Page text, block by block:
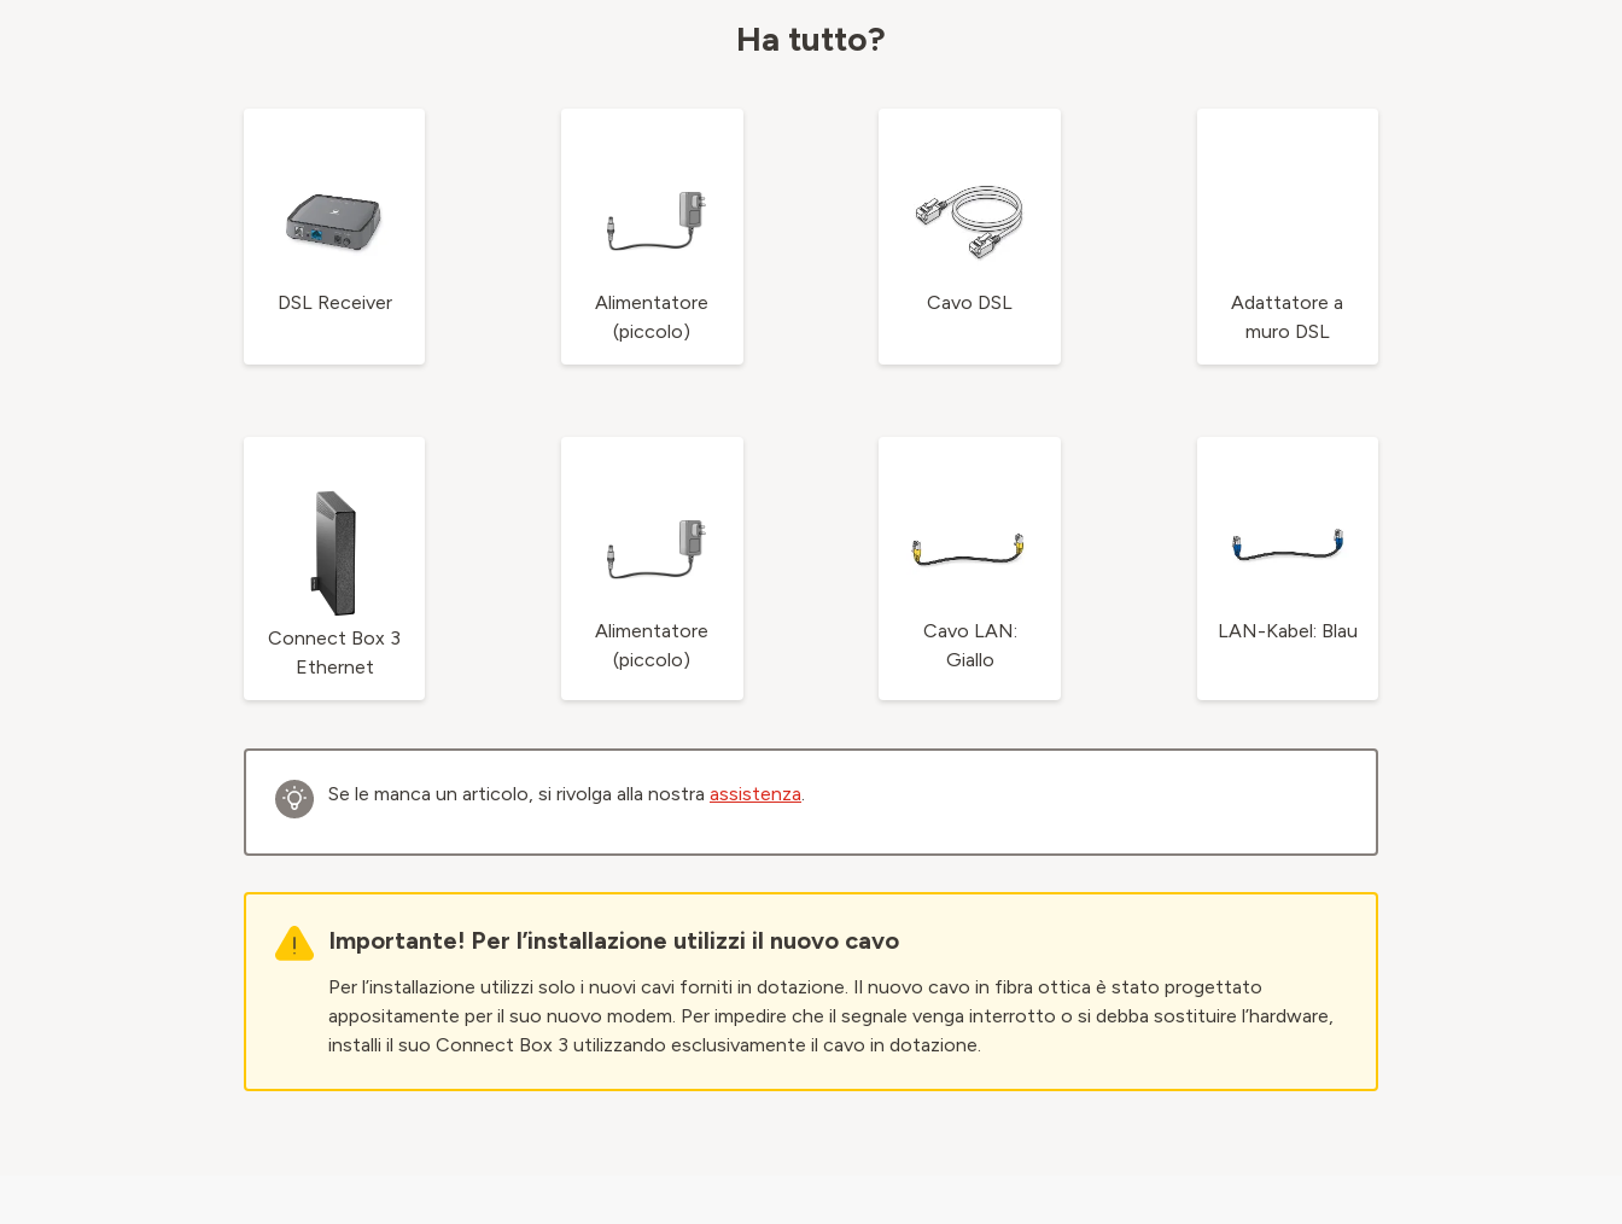
Ha tutto?
DSL Receiver
Alimentatore
(piccolo)
Cavo DSL
Adattatore a
muro DSL
Connect Box 3
Ethernet
Alimentatore
(piccolo)
Cavo LAN:
Giallo
LAN-Kabel: Blau
Se le manca un articolo, si rivolga alla nostra assistenza.
Importante! Per l’installazione utilizzi il nuovo cavo
Per l’installazione utilizzi solo i nuovi cavi forniti in dotazione. Il nuovo cavo in fibra ottica è stato progettato
appositamente per il suo nuovo modem. Per impedire che il segnale venga interrotto o si debba sostituire l’hardware,
installi il suo Connect Box 3 utilizzando esclusivamente il cavo in dotazione.